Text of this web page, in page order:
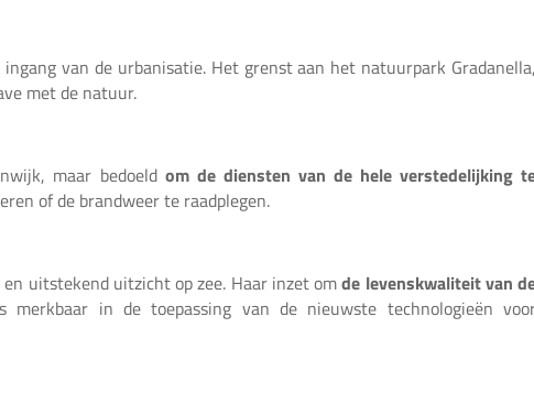
van de urbanisatie. Het grenst aan het natuurpark Gradanella,
met de natuur.
maar bedoeldom de diensten van de hele verstedelijking
of de brandweer te raadplegen.
uitstekend uitzicht op zee. Haar inzet omde levenskwaliteit van
merkbaar in de toepassing van de nieuwste technologieën